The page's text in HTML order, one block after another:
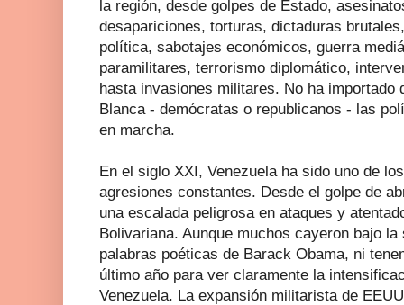
la región, desde golpes de Estado,
desapariciones, torturas, dictaduras
política, sabotajes económicos, guerra
paramilitares, terrorismo diplomático,
hasta invasiones militares. No ha importado
Blanca - demócratas o republicanos - las
en marcha.
En el siglo XXI, Venezuela ha sido uno de
agresiones constantes. Desde el golpe de
una escalada peligrosa en ataques y
Bolivariana. Aunque muchos cayeron bajo
palabras poéticas de Barack Obama, ni
último año para ver claramente la
Venezuela. La expansión militarista de